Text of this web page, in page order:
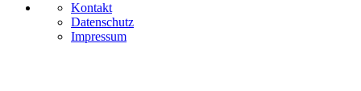
Kontakt
Datenschutz
Impressum